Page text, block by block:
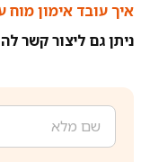
איך עובד אימון מוח
ניתן גם ליצור קשר